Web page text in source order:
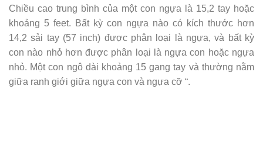
Chiều cao trung bình của một con ngựa là 15,2 tay hoặc
khoảng 5 feet. Bất kỳ con ngựa nào có kích thước hơn
14,2 sải tay (57 inch) được phân loại là ngựa, và bất kỳ
con nào nhỏ hơn được phân loại là ngựa con hoặc ngựa
nhỏ. Một con ngô dài khoảng 15 gang tay và thường nằm
giữa ranh giới giữa ngựa con và ngựa cỡ “.